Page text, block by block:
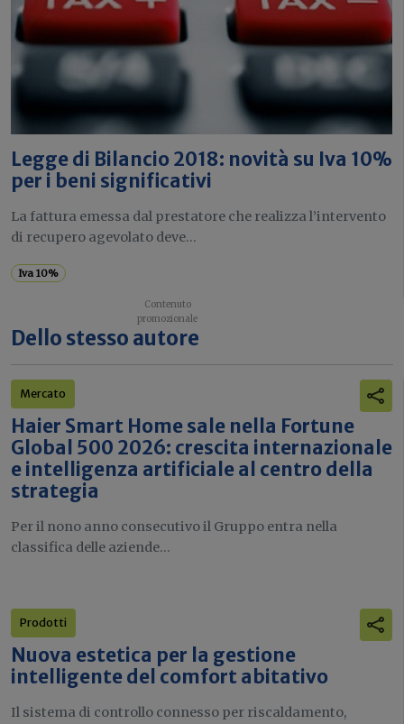
Legge di Bilancio 2018: novità su Iva 10%
per i beni significativi
La fattura emessa dal prestatore che realizza l’intervento
di recupero agevolato deve...
Iva 10%
Dello stesso autore
Mercato
Haier Smart Home sale nella Fortune
Global 500 2026: crescita internazionale
e intelligenza artificiale al centro della
strategia
Per il nono anno consecutivo il Gruppo entra nella
classifica delle aziende...
Prodotti
Nuova estetica per la gestione
intelligente del comfort abitativo
Il sistema di controllo connesso per riscaldamento,